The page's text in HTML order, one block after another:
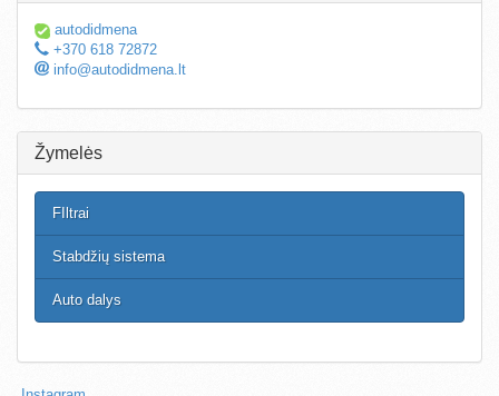
autodidmena
+370 618 72872
info@autodidmena.lt
Žymelės
FIltrai
Stabdžių sistema
Auto dalys